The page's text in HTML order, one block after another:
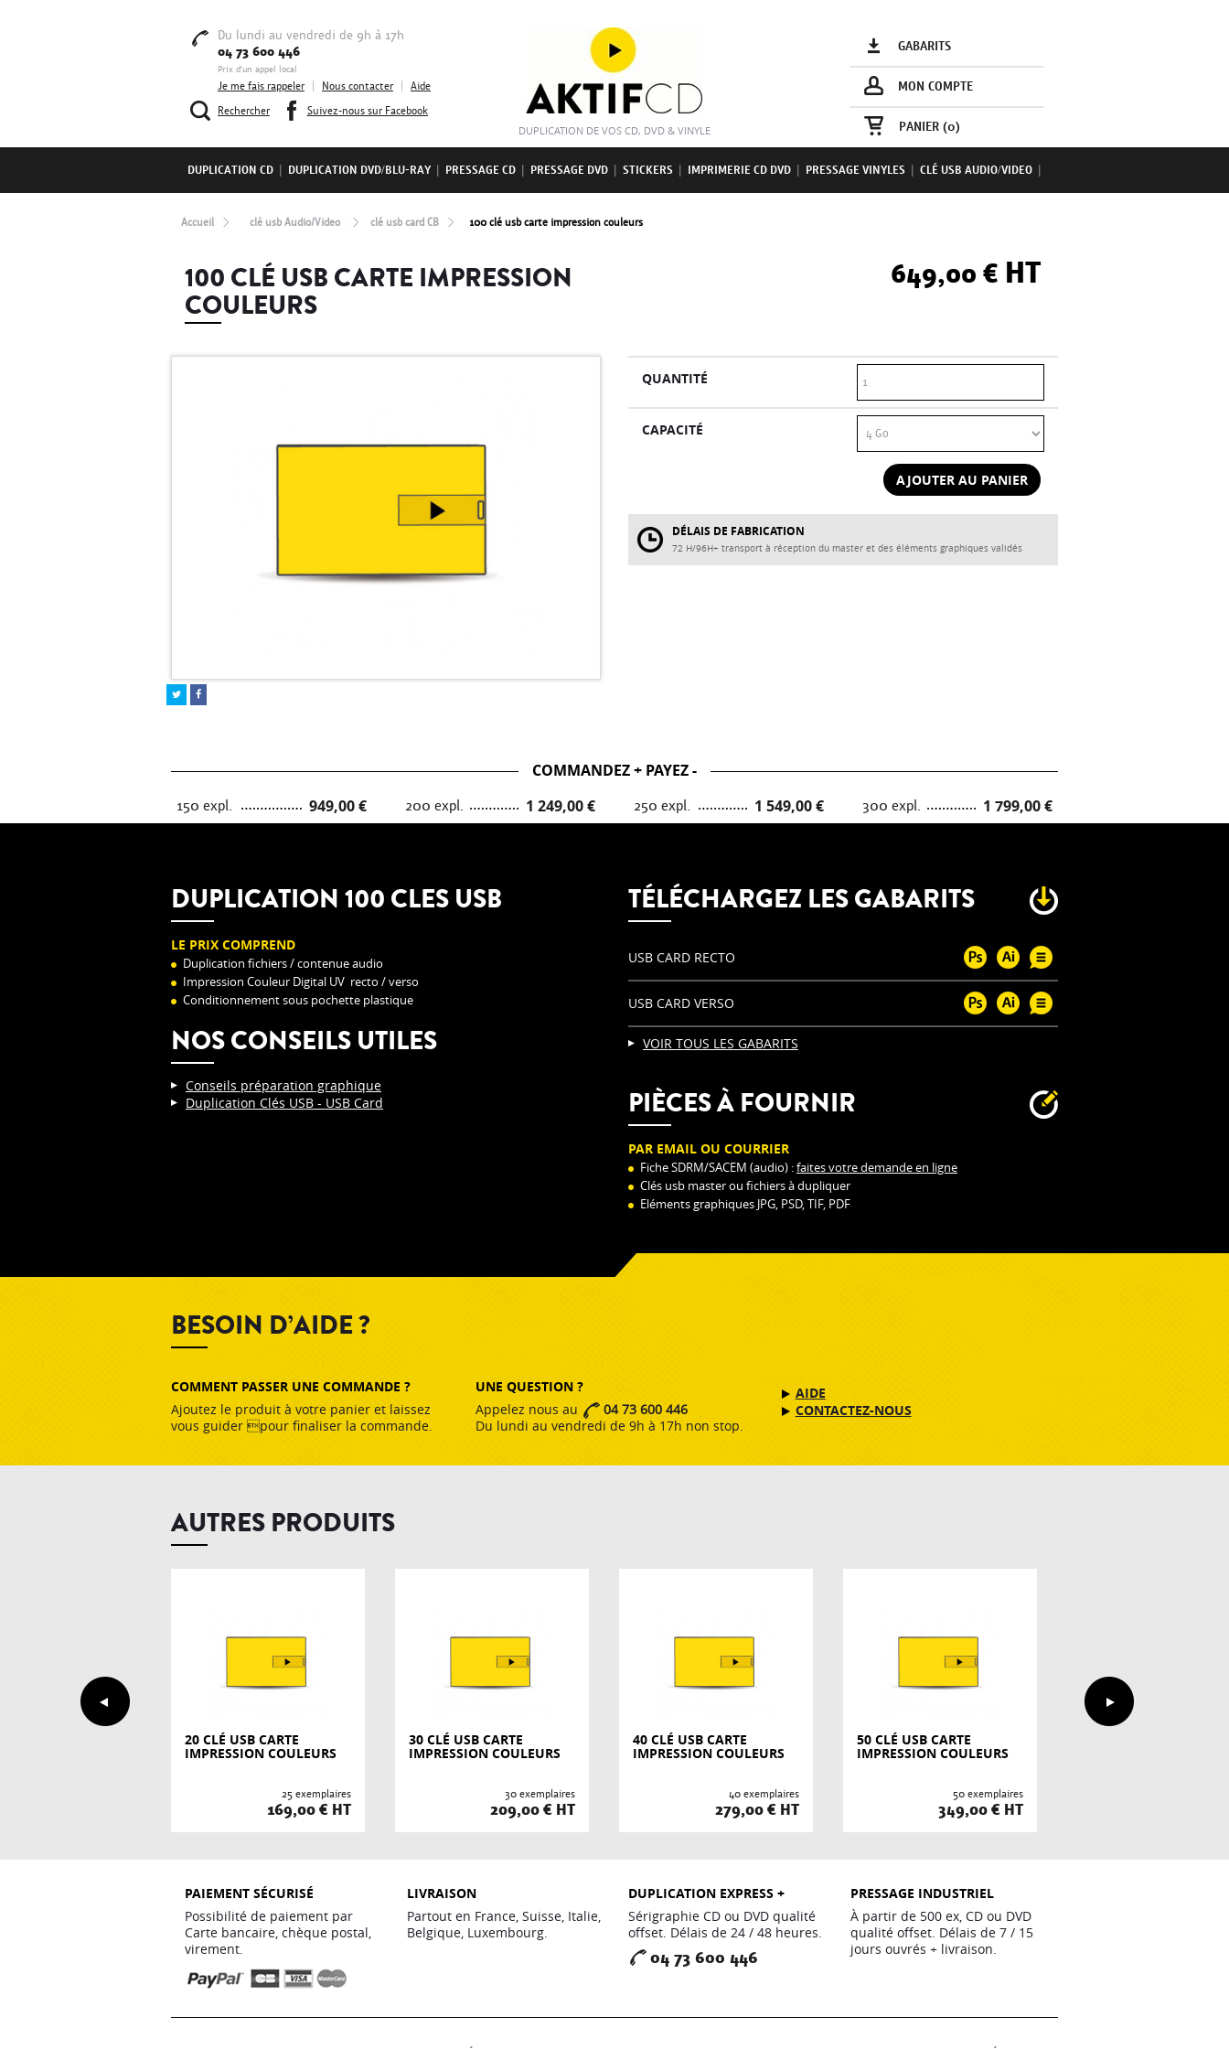
Du lundi au vendredi de 9h à 17h
04 73 600 446
Prix d'un appel local
Je me fais rappeler Nous contacter
Aide
Rechercher
Suivez-nous sur Facebook
DUPLICATION DE VOS CD, DVD & VINYLE
GABARITS
MON COMPTE
PANIER (0)
DUPLICATION CD DUPLICATION DVD/BLU-RAY PRESSAGE CD PRESSAGE DVD STICKERS IMPRIMERIE CD DVD PRESSAGE VINYLES CLÉ USB AUDIO/VIDEO
Accueil clé usb Audio/Video clé usb card CB 100 clé usb carte impression couleurs
100 CLÉ USB CARTE IMPRESSION
COULEURS
649,00 € HT
QUANTITÉ
CAPACITÉ
AJOUTER AU PANIER
DÉLAIS DE FABRICATION
72 H/96H+ transport à réception du master et des éléments graphiques validés
COMMANDEZ + PAYEZ -
150 expl.
949,00 € 200 expl. 1 249,00 € 250 expl. 1 549,00 € 300 expl. 1 799,00 €
DUPLICATION 100 CLES USB
LE PRIX COMPREND
Duplication fichiers / contenue audio
Impression Couleur Digital UV recto / verso
Conditionnement sous pochette plastique
NOS CONSEILS UTILES
Conseils préparation graphique
Duplication Clés USB - USB Card
TÉLÉCHARGEZ LES GABARITS
USB CARD RECTO
USB CARD VERSO
VOIR TOUS LES GABARITS
PIÈCES À FOURNIR
PAR EMAIL OU COURRIER
Fiche SDRM/SACEM (audio) :faites votre demande en ligne
Clés usb master ou fichiers à dupliquer
Eléments graphiques JPG, PSD, TIF, PDF
BESOIN D’AIDE ?
COMMENT PASSER UNE COMMANDE ?
Ajoutez le produit à votre panier et laissez
vous guider pour finaliser la commande.
UNE QUESTION ?
Appelez nous au
04 73 600 446
Du lundi au vendredi de 9h à 17h non stop.
AIDE
CONTACTEZ-NOUS
AUTRES PRODUITS
20 CLÉ USB CARTE
IMPRESSION COULEURS
25 exemplaires
169,00 € HT
30 CLÉ USB CARTE
IMPRESSION COULEURS
30 exemplaires
209,00 € HT
40 CLÉ USB CARTE
IMPRESSION COULEURS
40 exemplaires
279,00 € HT
50 CLÉ USB CARTE
IMPRESSION COULEURS
50 exemplaires
349,00 € HT
PAIEMENT SÉCURISÉ
Possibilité de paiement par
Carte bancaire, chèque postal,
virement.
LIVRAISON
Partout en France, Suisse, Italie,
Belgique, Luxembourg.
DUPLICATION EXPRESS +
Sérigraphie CD ou DVD qualité
offset. Délais de 24 / 48 heures.
04 73 600 446
PRESSAGE INDUSTRIEL
À partir de 500 ex, CD ou DVD
qualité offset. Délais de 7 / 15
jours ouvrés + livraison.